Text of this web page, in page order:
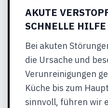
AKUTE
SCHNELLE HILFE
Bei akuten
die Ursache und
Verunreinigungen
Küche bis zum
sinnvoll, führen wir